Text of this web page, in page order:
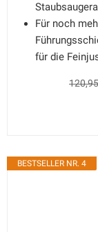
Für noch
für die
BESTSELLER NR. 4